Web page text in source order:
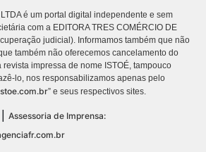
é um portal digital independente e sem
com a EDITORA TRES COMÉRCIO DE
judicial). Informamos também que não
também não oferecemos cancelamento do
impressa de nome ISTOÉ, tampouco
lo, nos responsabilizamos apenas pelo
” e seus respectivos sites.
Assessoria de Imprensa: